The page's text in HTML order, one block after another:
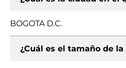
BOGOTA D.C.
¿Cuál es el tamaño de la